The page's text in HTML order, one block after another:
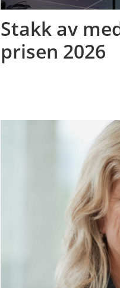
Stakk av
prisen 2026